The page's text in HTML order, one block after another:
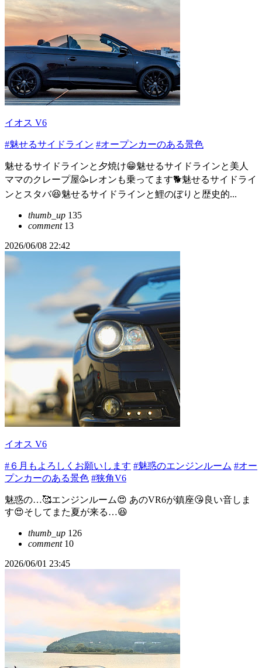
イオス V6
#魅せるサイドライン #オープンカーのある景色
魅せるサイドラインと夕焼け😁魅せるサイドラインと美人
ママのクレープ屋🥳レオンも乗ってます🐕魅せるサイドライ
ンとスタバ😆魅せるサイドラインと鯉のぼりと歴史的...
thumb_up 135
comment13
2026/06/08 22:42
イオス V6
#６月もよろしくお願いします #魅惑のエンジンルーム #オー
プンカーのある景色 #狭角V6
魅惑の…🥰エンジンルーム😍 あのVR6が鎮座😘良い音しま
す😍そしてまた夏が来る…😆
thumb_up 126
comment10
2026/06/01 23:45